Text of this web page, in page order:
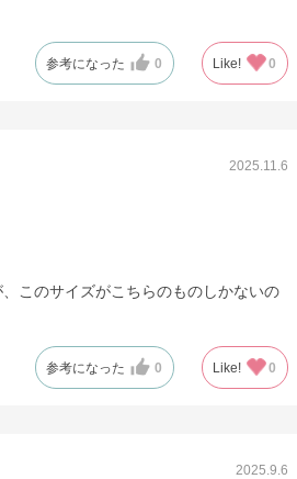
参考になった 0 Like! 0
2025.11.6
このサイズがこちらのものしかないの
参考になった 0 Like! 0
2025.9.6